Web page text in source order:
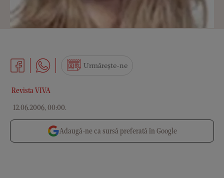
Revista VIVA
12.06.2006, 00:00.
Urmărește-ne
Adaugă-ne ca sursă preferată în Google